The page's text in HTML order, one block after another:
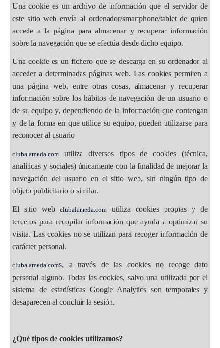
Una cookie es un archivo de información que el servidor de
este sitio web envía al ordenador/smartphone/tablet de quien
accede a la página para almacenar y recuperar información
sobre la navegación que se efectúa desde dicho equipo.
Una cookie es un fichero que se descarga en su ordenador al
acceder a determinadas páginas web. Las cookies permiten a
una página web, entre otras cosas, almacenar y recuperar
información sobre los hábitos de navegación de un usuario o
de su equipo y, dependiendo de la información que contengan
y de la forma en que utilice su equipo, pueden utilizarse para
reconocer al usuario
clubalameda.com utiliza diversos tipos de cookies (técnica,
analíticas y sociales) únicamente con la finalidad de mejorar la
navegación del usuario en el sitio web, sin ningún tipo de
objeto publicitario o similar.
El sitio webclubalameda.com utiliza cookies propias y de
terceros para recopilar información que ayuda a optimizar su
visita. Las cookies no se utilizan para recoger información de
carácter personal.
clubalameda.coms, a través de las cookies no recoge dato
personal alguno. Todas las cookies, salvo una utilizada por el
sistema de estadísticas Google Analytics son temporales y
desaparecen al concluir la sesión.
¿Qué tipos de cookies utilizamos?